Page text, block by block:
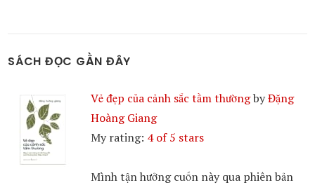
SÁCH ĐỌC GẦN ĐÂY
Vẻ đẹp của cảnh sắc tầm thườngbyĐặng
Hoàng Giang
My rating: 4 of 5 stars
Mình tận hưởng cuốn này qua phiên bản